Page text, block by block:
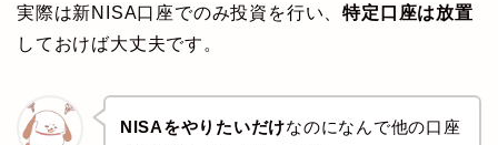
実際は新NISA口座でのみ投資を行い、特定口座は放置
しておけば大丈夫です。
NISAをやりたいだけなのになんで他の口座